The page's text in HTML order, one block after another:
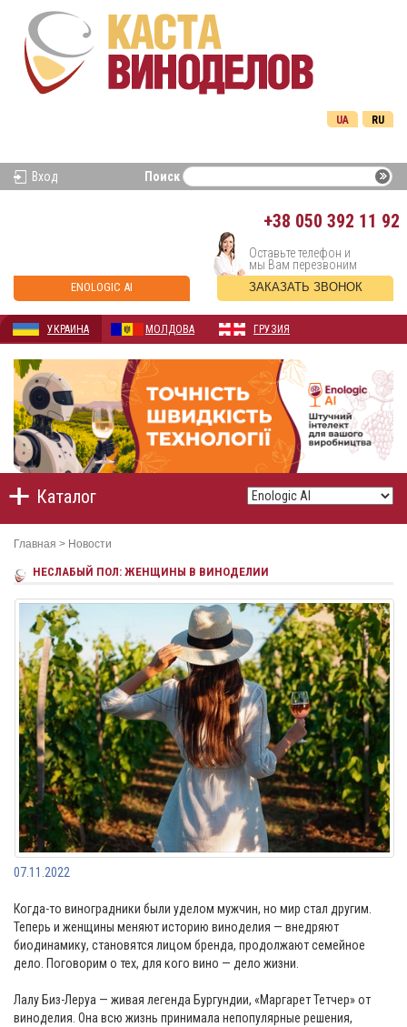
RU
UA
Вход Поиск
+38 050 392 11 92
ENOLOGIC AI
Оставьте телефон и
мы Вам перезвоним
ЗАКАЗАТЬ ЗВОНОК
УКРАИНА МОЛДОВА ГРУЗИЯ
Каталог
Главная > Новости
НЕСЛАБЫЙ ПОЛ: ЖЕНЩИНЫ В ВИНОДЕЛИИ
07.11.2022
Когда-то виноградники были уделом мужчин, но мир стал другим.
Теперь и женщины меняют историю виноделия — внедряют
биодинамику, становятся лицом бренда, продолжают семейное
дело. Поговорим о тех, для кого вино — дело жизни.
Лалу Биз-Леруа — живая легенда Бургундии, «Маргарет Тетчер» от
виноделия. Она всю жизнь принимала непопулярные решения,